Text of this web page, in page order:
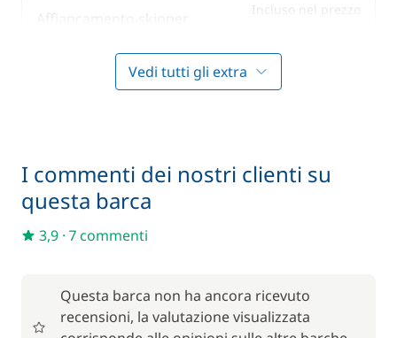
Affiancamento skipper Incluso nel prezzo
Incluso nel prezzo
—
In opzione
Barbecue
Vedi tutti gli extra
I commenti dei nostri clienti su
questa barca
3,9 · 7 commenti
Questa barca non ha ancora ricevuto
recensioni, la valutazione visualizzata